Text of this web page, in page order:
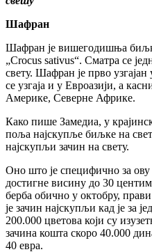
Шафран
Шафран је вишегодишња
„Crocus sativus“. Сматра се
свету. Шафран је прво узгајан
се узгаја и у Евроазији, а
Америке, Северне Африке.
Како пише Замедиа, у
поља најскупље биљке на
најскупљи зачин на свету.
Оно што је специфично за
достигне висину до 30
берба обично у октобру,
је зачин најскупљи кад је за
200.000 цветова који су
зачина кошта скоро 40.000
40 евра.